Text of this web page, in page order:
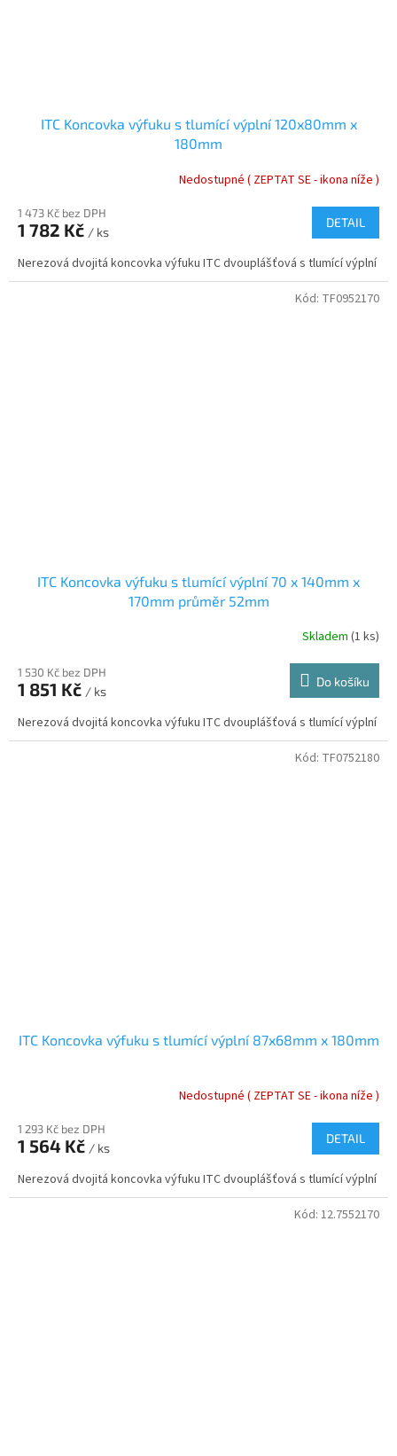
ITC Koncovka výfuku s tlumící výplní 120x80mm x
180mm
Nedostupné ( ZEPTAT SE - ikona níže )
1 473 Kč bez DPH
1 782 Kč / ks
DETAIL
Nerezová dvojitá koncovka výfuku ITC dvouplášťová s tlumící výplní
ITC Koncovka výfuku s tlumící výplní 70 x 140mm x
170mm průměr 52mm
Skladem (1 ks)
1 530 Kč bez DPH
1 851 Kč / ks
Do košíku
Nerezová dvojitá koncovka výfuku ITC dvouplášťová s tlumící výplní
Kód: TF0952170
ITC Koncovka výfuku s tlumící výplní 87x68mm x 180mm
Nedostupné ( ZEPTAT SE - ikona níže )
1 293 Kč bez DPH
1 564 Kč / ks
DETAIL
Nerezová dvojitá koncovka výfuku ITC dvouplášťová s tlumící výplní
Kód: TF0752180
Kód: 12.7552170